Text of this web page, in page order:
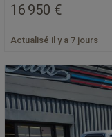
16 950 €
Actualisé il y a 7 jours